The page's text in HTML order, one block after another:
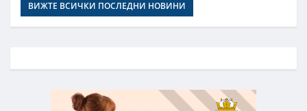
ВИЖТЕ ВСИЧКИ ПОСЛЕДНИ НОВИНИ